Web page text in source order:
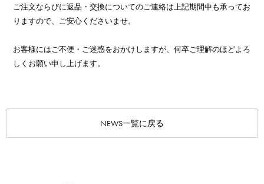
ご注文ならびに返品・交換についてのご連絡は上記期間中も承ってお
りますので、ご安心くださいませ。
お客様にはご不便・ご迷惑をおかけしますが、何卒ご理解のほどよろ
しくお願い申し上げます。
NEWS一覧に戻る